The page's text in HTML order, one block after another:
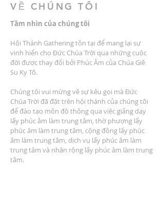
VỀ CHÚNG TÔI
Tầm nhìn của chúng tôi
Hội Thánh Gathering tồn tại để mang lại sự
vinh hiển cho Đức Chúa Trời qua những cuộc
đời được thay đổi bởi Phúc Âm của Chúa Giê
Su Ky Tô.
Chúng tôi vui mừng về sự kêu gọi mà Đức
Chúa Trời đã đặt trên hội thánh của chúng tôi
để đào tạo môn đồ thông qua việc giảng dạy
lấy phúc âm làm trung tâm, thờ phượng lấy
phúc âm làm trung tâm, cộng đồng lấy phúc
âm làm trung tâm, dịch vụ lấy phúc âm làm
trung tâm và nhân rộng lấy phúc âm làm trung
tâm.